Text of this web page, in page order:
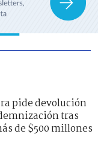
pide devolución
tras
de $500 millones